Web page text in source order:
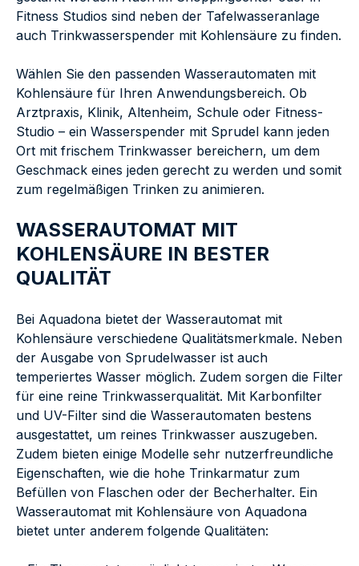
Fitness Studios sind neben der Tafelwasseranlage
auch Trinkwasserspender mit Kohlensäure zu finden.
Wählen Sie den passenden Wasserautomaten mit
Kohlensäure für Ihren Anwendungsbereich. Ob
Arztpraxis, Klinik, Altenheim, Schule oder Fitness-
Studio – ein Wasserspender mit Sprudel kann jeden
Ort mit frischem Trinkwasser bereichern, um dem
Geschmack eines jeden gerecht zu werden und somit
zum regelmäßigen Trinken zu animieren.
WASSERAUTOMAT MIT
KOHLENSÄURE IN BESTER
QUALITÄT
Bei Aquadona bietet der Wasserautomat mit
Kohlensäure verschiedene Qualitätsmerkmale. Neben
der Ausgabe von Sprudelwasser ist auch
temperiertes Wasser möglich. Zudem sorgen die Filter
für eine reine Trinkwasserqualität. Mit Karbonfilter
und UV-Filter sind die Wasserautomaten bestens
ausgestattet, um reines Trinkwasser auszugeben.
Zudem bieten einige Modelle sehr nutzerfreundliche
Eigenschaften, wie die hohe Trinkarmatur zum
Befüllen von Flaschen oder der Becherhalter. Ein
Wasserautomat mit Kohlensäure von Aquadona
bietet unter anderem folgende Qualitäten: